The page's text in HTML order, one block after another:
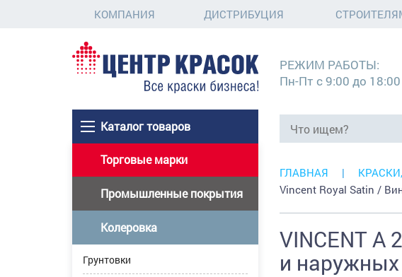
КОМПАНИЯ ДИСТРИБУЦИЯ
Каталог товаров
РЕЖИМ РАБОТЫ:
Пн-Пт с 9:00 до 18:00
Торговые марки
Промышленные покрытия
Колеровка
Грунтовки
ГЛАВНАЯ
Vincent Royal Satin /
VINCENT A
и наружных